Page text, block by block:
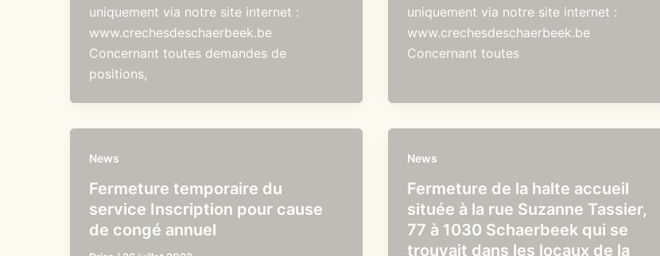
uniquement via notre site internet :
www.crechesdeschaerbeek.be
Concernant toutes demandes de
positions,
uniquement via notre site internet :
www.crechesdeschaerbeek.be
Concernant toutes
News
Fermeture temporaire du
service Inscription pour cause
de congé annuel
News
Fermeture de la halte accueil
située à la rue Suzanne Tassier,
77 à 1030 Schaerbeek qui se
trouvait dans les locaux de la